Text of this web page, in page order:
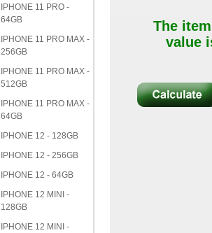
IPHONE 11 PRO -
64GB
IPHONE 11 PRO MAX -
256GB
IPHONE 11 PRO MAX -
512GB
IPHONE 11 PRO MAX -
64GB
IPHONE 12 - 128GB
IPHONE 12 - 256GB
IPHONE 12 - 64GB
IPHONE 12 MINI -
128GB
IPHONE 12 MINI -
The
value